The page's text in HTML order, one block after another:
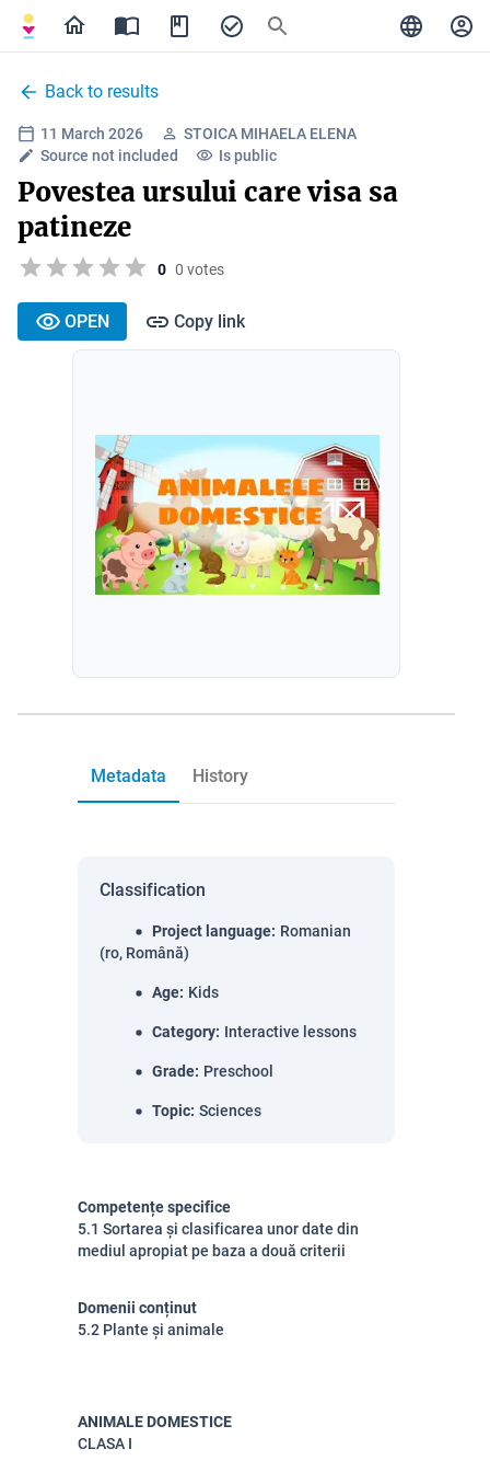
Back to results
11 March 2026
STOICA MIHAELA ELENA
Source not included
Is public
Povestea ursului care visa sa
patineze
0 0 votes
OPEN Copy link
Metadata History
Classification
Project language: Romanian
(ro, Română)
Age: Kids
Category: Interactive lessons
Grade: Preschool
Topic: Sciences
Competențe specifice
5.1 Sortarea și clasificarea unor date din
mediul apropiat pe baza a două criterii
Domenii conținut
5.2 Plante și animale
ANIMALE DOMESTICE
CLASA I